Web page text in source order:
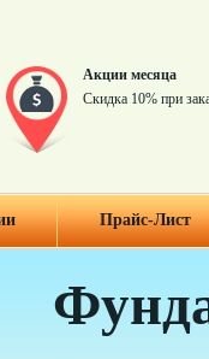
Акции месяца
Скидка 10% при
Прайс-Лист